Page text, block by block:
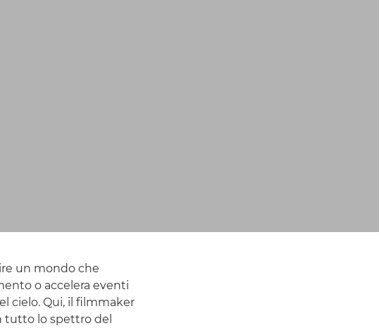
un mondo che
o accelera eventi
cielo. Qui, il filmmaker
tutto lo spettro del